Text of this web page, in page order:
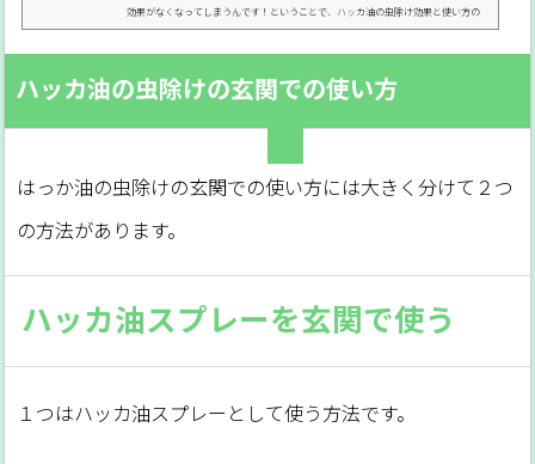
効果がなくなってしまうんです！ということで、ハッカ油の虫除け効果と使い方の
注意点などをまとめておきますね。PICK UP【保存版】ハッカ油の使い方や注意
点、失敗しないための基本まとめハッカ油とは春から夏にかけての虫の多い時期は
うでちょっと心配ですよね。その点、ハッカ油の虫除けは天然...
ハッカ油の虫除けの玄関での使い方
はっか油の虫除けの玄関での使い方には大きく分けて２つ
の方法があります。
ハッカ油スプレーを玄関で使う
１つはハッカ油スプレーとして使う方法です。